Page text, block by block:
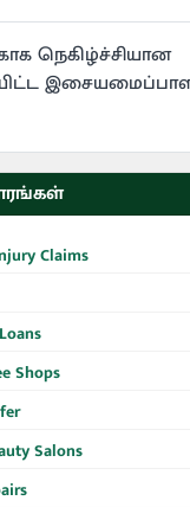
நெகிழ்ச்சியான
Claims
Shops
Salons